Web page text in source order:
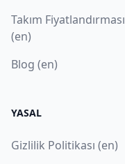
Takım Fiyatlandırması
(en)
Blog (en)
YASAL
Gizlilik Politikası (en)